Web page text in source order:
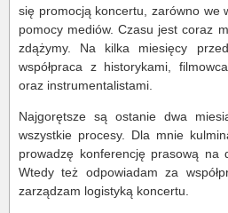
się promocją koncertu, zarówno we
pomocy mediów. Czasu jest coraz
zdążymy. Na kilka miesięcy
współpraca z historykami,
oraz instrumentalistami.
Najgorętsze są ostanie dwa
wszystkie procesy. Dla mnie
prowadzę konferencję prasową na
Wtedy też odpowiadam za
zarządzam logistyką koncertu.